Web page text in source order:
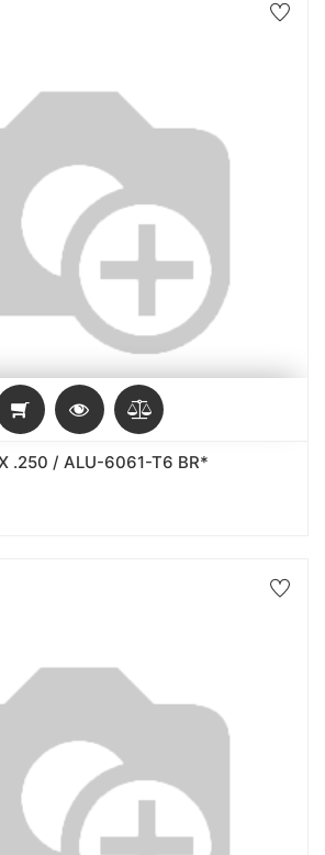
.250 / ALU-6061-T6 BR*